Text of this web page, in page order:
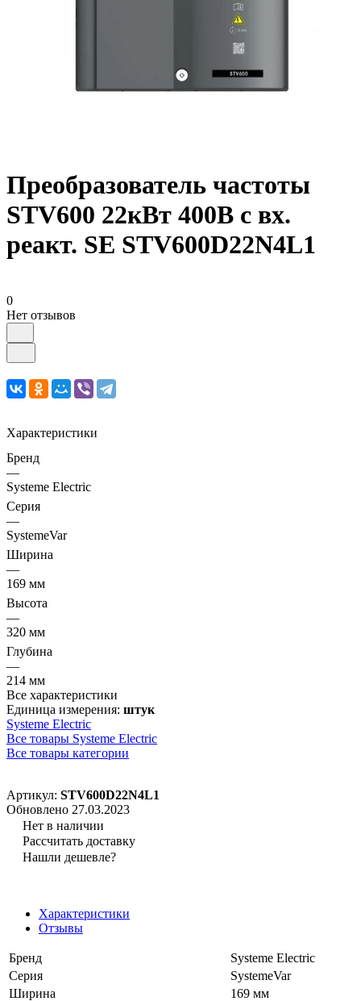
Преобразователь частоты
STV600 22кВт 400В с вх.
реакт. SE STV600D22N4L1
0
Нет отзывов
Характеристики
Бренд
—
Systeme Electric
Серия
—
SystemeVar
Ширина
—
169 мм
Высота
—
320 мм
Глубина
—
214 мм
Все характеристики
Единица измерения: штук
Systeme Electric
Все товары Systeme Electric
Все товары категории
Артикул: STV600D22N4L1
Обновлено 27.03.2023
Нет в наличии
Рассчитать доставку
Нашли дешевле?
Характеристики
Отзывы
Бренд
Systeme Electric
Серия
SystemeVar
Ширина
169 мм